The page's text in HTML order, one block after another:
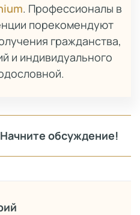
. Профессионалы в
порекомендуют
гражданства,
и индивидуального
обсуждение!